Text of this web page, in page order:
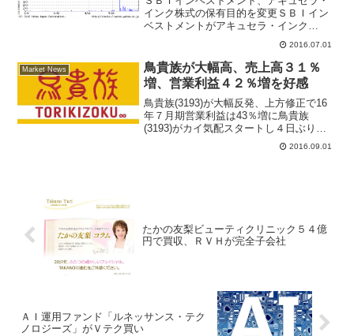
インク株式の保有目的を変更ＳＢＩイン
ベストメントがアキュセラ・インク
(4589)を連日買い増ししていることが、
足元の株価上昇する刺激材料となってい
た。６月３０日に提出された５％ルール
大量保有報告書で、保有...
2016.07.01
Market News
鳥貴族が大幅高、売上高３１％
増、営業利益４２％増を好感
鳥貴族(3193)が大幅反発、上方修正で16
年７月期営業利益は43％増に鳥貴族
(3193)がカイ気配スタートし４日ぶりに
大幅反発。一時、前日比179円（10.1％）
高の1955円まで買われている。31日引け
2016.09.01
たかの友梨ビューティクリニック５４億
円で買収、ＲＶＨが完全子会社
ＡＩ運用ファンド「ルネッサンス・テク
ノロジーズ」がＶテク買い